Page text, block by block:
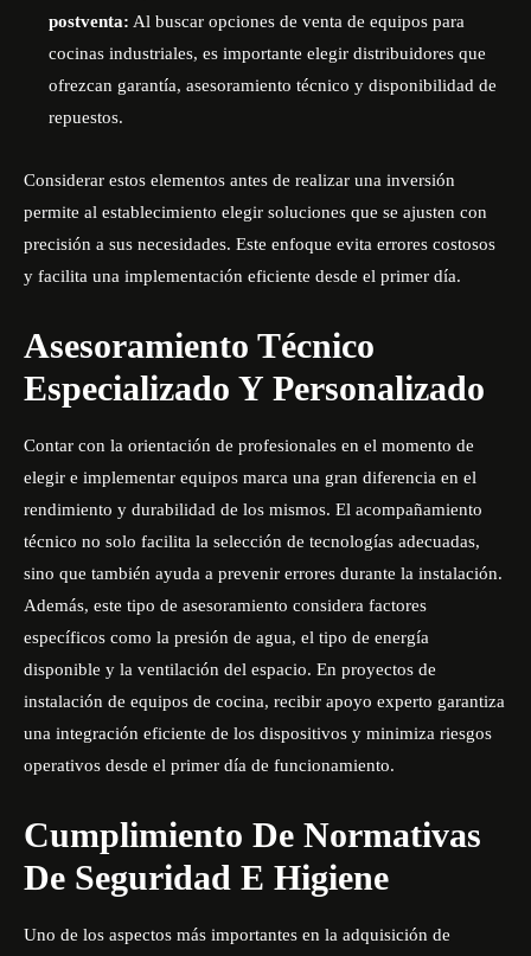
postventa: Al buscar opciones de venta de equipos para
cocinas industriales, es importante elegir distribuidores que
ofrezcan garantía, asesoramiento técnico y disponibilidad de
repuestos.
Considerar estos elementos antes de realizar una inversión
permite al establecimiento elegir soluciones que se ajusten con
precisión a sus necesidades. Este enfoque evita errores costosos
y facilita una implementación eficiente desde el primer día.
Asesoramiento Técnico
Especializado Y Personalizado
Contar con la orientación de profesionales en el momento de
elegir e implementar equipos marca una gran diferencia en el
rendimiento y durabilidad de los mismos. El acompañamiento
técnico no solo facilita la selección de tecnologías adecuadas,
sino que también ayuda a prevenir errores durante la instalación.
Además, este tipo de asesoramiento considera factores
específicos como la presión de agua, el tipo de energía
disponible y la ventilación del espacio. En proyectos de
instalación de equipos de cocina, recibir apoyo experto garantiza
una integración eficiente de los dispositivos y minimiza riesgos
operativos desde el primer día de funcionamiento.
Cumplimiento De Normativas
De Seguridad E Higiene
Uno de los aspectos más importantes en la adquisición de